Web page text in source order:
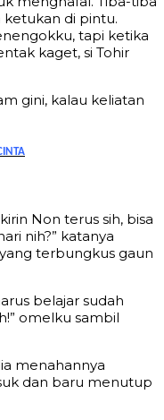
ketukan di pintu.
tapi ketika
kaget, si Tohir
gini, kalau keliatan
Non terus sih, bisa
nih?” katanya
terbungkus gaun
belajar sudah
omelku sambil
menahannya
dan baru menutup